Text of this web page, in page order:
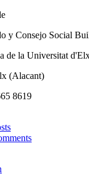
y Consejo Social
de la Universitat
(Alacant)
8619